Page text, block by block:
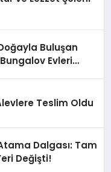
Buluşan
Bungalov Evleri
Teslim Oldu
Dalgası: Tam
Değişti!